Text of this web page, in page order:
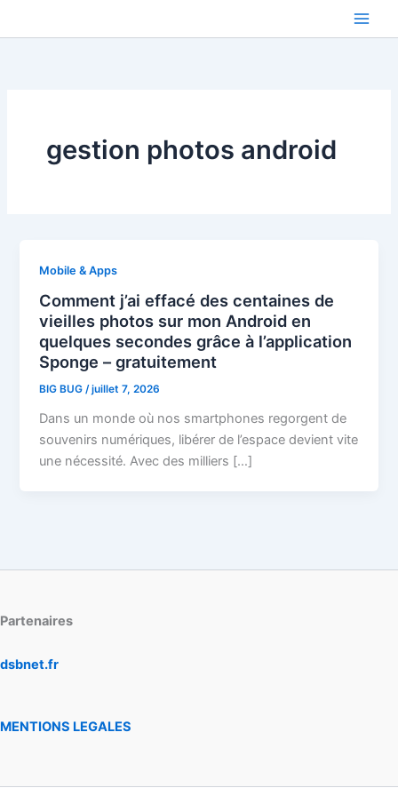
gestion photos android
Mobile & Apps
Comment j’ai effacé des centaines de
vieilles photos sur mon Android en
quelques secondes grâce à l’application
Sponge – gratuitement
BIG BUG/juillet 7, 2026
Dans un monde où nos smartphones regorgent de
souvenirs numériques, libérer de l’espace devient vite
une nécessité. Avec des milliers […]
Partenaires
dsbnet.fr
MENTIONS LEGALES